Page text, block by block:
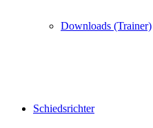
Downloads (Trainer)
Schiedsrichter